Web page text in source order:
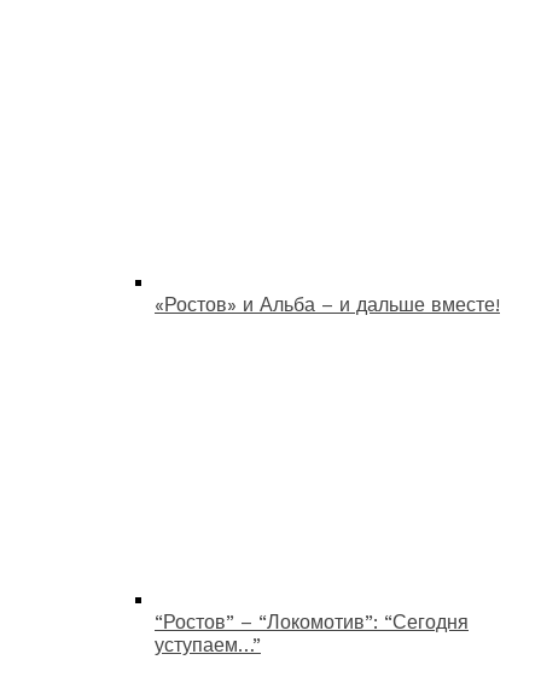
«Ростов» и Альба – и дальше вместе!
“Ростов” – “Локомотив”: “Сегодня
уступаем…”